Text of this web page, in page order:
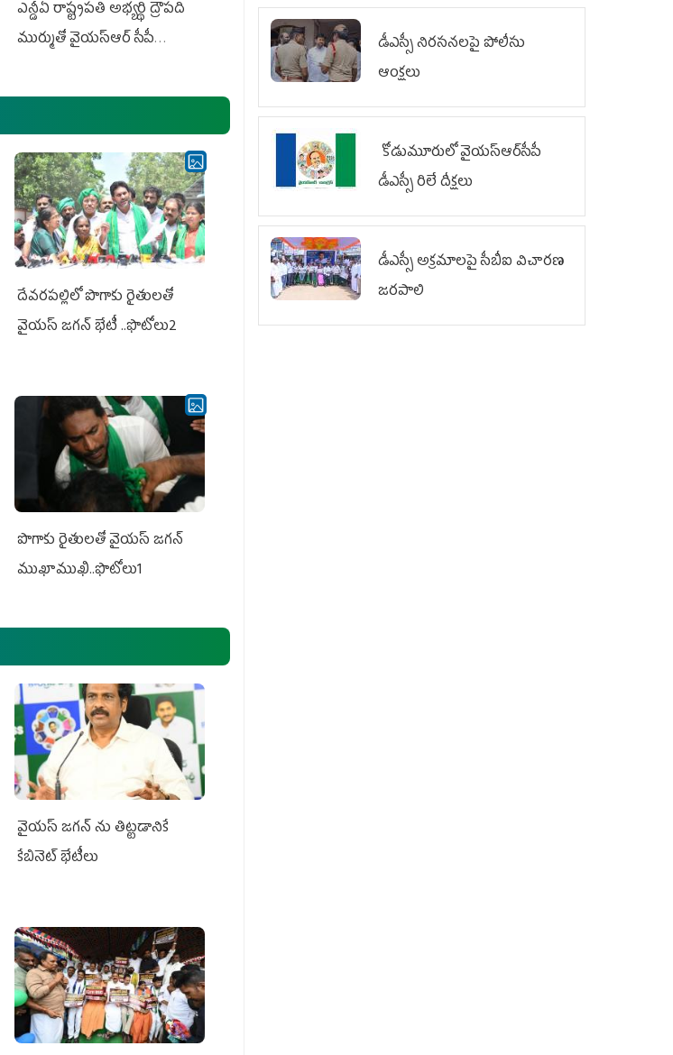
ఎన్డీఏ రాష్ట్ర‌ప‌తి అభ్య‌ర్థి ద్రౌప‌ది
ముర్ముతో వైయ‌స్ఆర్ సీపీ
ఎమ్మెల్యేలు, ఎంపీల స‌మావేశం
దేవరపల్లిలో పొగాకు రైతులతో
వైయస్ జగన్ భేటీ ..ఫొటోలు2
పొగాకు రైతుల‌తో వైయ‌స్ జ‌గ‌న్
ముఖాముఖి..ఫొటోలు1
వైయ‌స్ జగన్‌ ను తిట్టడానికే
కేబినెట్‌ భేటీలు
డీఎస్సీ నిరసనలపై పోలీసు
ఆంక్షలు
కోడుమూరులో వైయ‌స్ఆర్‌సీపీ
డీఎస్సీ రిలే దీక్షలు
డీఎస్సీ అక్రమాలపై సీబీఐ విచారణ
జరపాలి